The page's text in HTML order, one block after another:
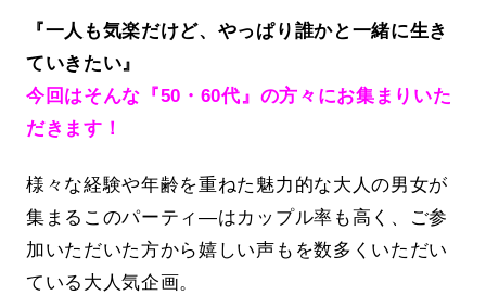
『一人も気楽だけど、やっぱり誰かと一緒に生き
ていきたい』
今回はそんな『50・60代』の方々にお集まりいた
だきます！
様々な経験や年齢を重ねた魅力的な大人の男女が
集まるこのパーティ―はカップル率も高く、ご参
加いただいた方から嬉しい声もを数多くいただい
ている大人気企画。